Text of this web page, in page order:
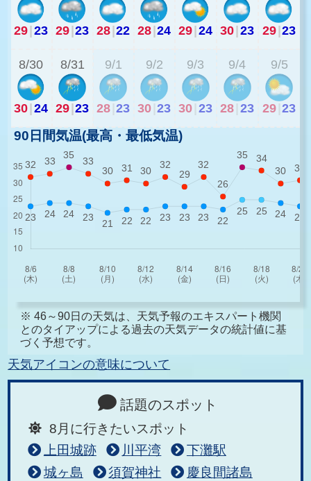
29|23 29|23 28|22 28|24 29|24 30|23 29|23
8/30
30|24
8/31
29|23
9/1
28 23
9/2
30 23
9/3
30 23
9/4
28 23
9/5
29 23
90日間気温(最高・最低気温)
※ 46～90日の天気は、天気予報のエキスパート機関
とのタイアップによる過去の天気データの統計値に基
づく予想です。
天気アイコンの意味について
話題のスポット
8月に行きたいスポット
上田城跡
川平湾
下灘駅
城ヶ島
須賀神社
慶良間諸島